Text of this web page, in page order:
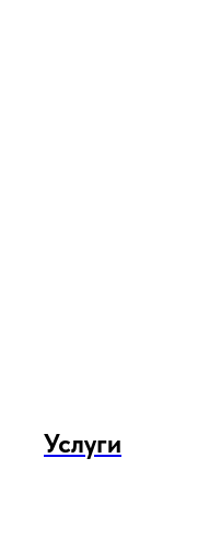
Услуги